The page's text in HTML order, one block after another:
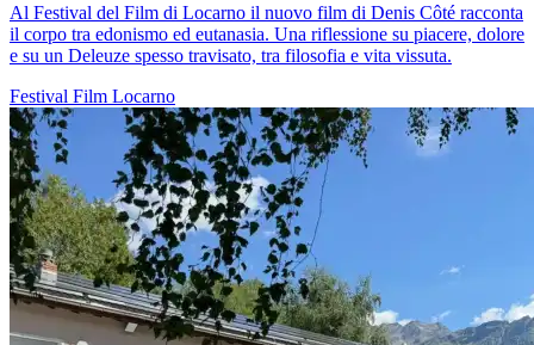
Al Festival del Film di Locarno il nuovo film di Denis Côté racconta
il corpo tra edonismo ed eutanasia. Una riflessione su piacere, dolore
e su un Deleuze spesso travisato, tra filosofia e vita vissuta.
Festival Film Locarno